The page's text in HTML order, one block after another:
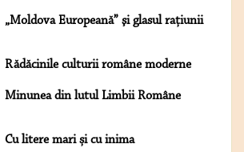
„Moldova Europeană” şi glasul raţiunii
Rădăcinile culturii române moderne
Minunea din lutul Limbii Române
Cu litere mari și cu inima